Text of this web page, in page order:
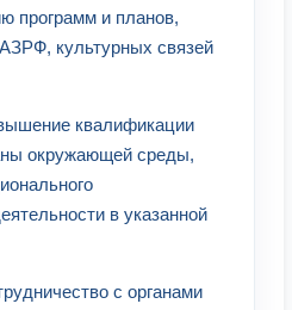
программ и планов,
культурных связей
квалификации
окружающей среды,
в указанной
с органами